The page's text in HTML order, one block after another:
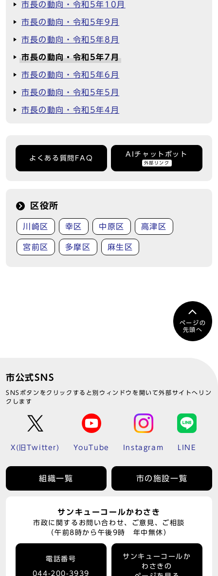
市長の動向・令和5年10月
市長の動向・令和5年9月
市長の動向・令和5年8月
市長の動向・令和5年7月
市長の動向・令和5年6月
市長の動向・令和5年5月
市長の動向・令和5年4月
よくある質問FAQ
AIチャットボット
外部リンク
区役所
川崎区 幸区 中原区 高津区
宮前区 多摩区 麻生区
ページの
先頭へ
市公式SNS
SNSボタンをクリックすると別ウィンドウを開いて外部サイトへリン
クします
X(旧Twitter) YouTube Instagram LINE
組織一覧 市の施設一覧
サンキューコールかわさき
市政に関するお問い合わせ、ご意見、ご相談
（午前8時から午後9時 年中無休）
電話番号
044-200-3939
サンキューコールか
わさきの